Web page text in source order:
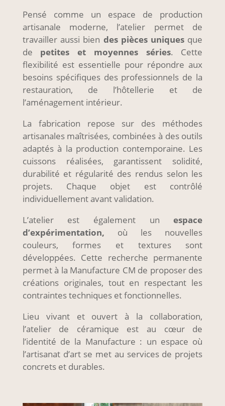
Pensé comme un espace de production
artisanale moderne, l’atelier permet de
travailler aussi bien des pièces uniques que
de petites et moyennes séries. Cette
flexibilité est essentielle pour répondre aux
besoins spécifiques des professionnels de la
restauration, de l’hôtellerie et de
l’aménagement intérieur.
La fabrication repose sur des méthodes
artisanales maîtrisées, combinées à des outils
adaptés à la production contemporaine. Les
cuissons réalisées, garantissent solidité,
durabilité et régularité des rendus selon les
projets. Chaque objet est contrôlé
individuellement avant validation.
L’atelier est également unespace
d’expérimentation, où les nouvelles
couleurs, formes et textures sont
développées. Cette recherche permanente
permet à la Manufacture CM de proposer des
créations originales, tout en respectant les
contraintes techniques et fonctionnelles.
Lieu vivant et ouvert à la collaboration,
l’atelier de céramique est au cœur de
l’identité de la Manufacture : un espace où
l’artisanat d’art se met au services de projets
concrets et durables.